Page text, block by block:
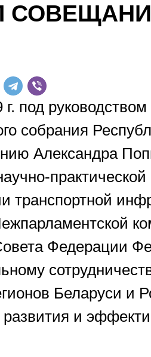
под
собрания
Александра
транспортной
Федерации
Беларуси и
и